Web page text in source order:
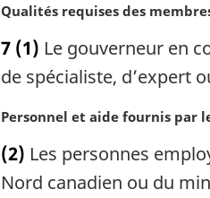
N
t
e
a
g
i
Qualités requises des
7 (1) Le gouverneur en
de spécialiste, d’expert
N
t
e
Personnel et aide fournis par
(2) Les personnes
Nord canadien ou du